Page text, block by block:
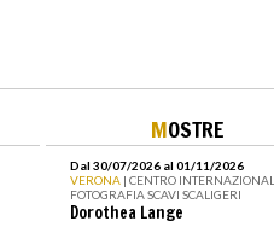
MOSTRE
Dal 30/07/2026 al 01/11/2026
VERONA | CENTRO
FOTOGRAFIA SCAVI SCALIGERI
Dorothea Lange